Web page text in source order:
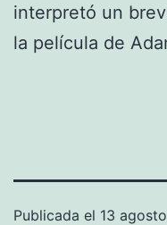
interpretó un
la película de
Publicada el 13